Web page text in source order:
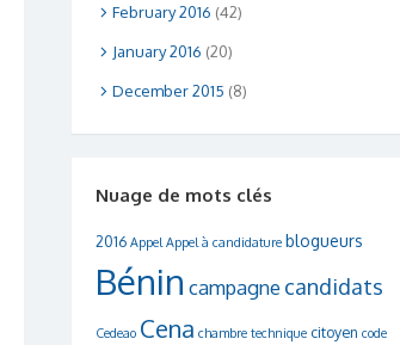
February 2016 (42)
January 2016 (20)
December 2015 (8)
Nuage de mots clés
2016 Appel Appel à candidature blogueurs
Bénin campagne candidats
Cedeao Cena chambre technique citoyen code